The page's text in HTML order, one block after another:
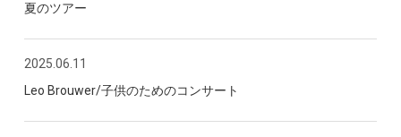
夏のツアー
2025.06.11
Leo Brouwer/子供のためのコンサート